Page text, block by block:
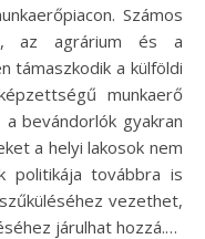
Számos
az agrárium és a
támaszkodik a külföldi
munkaerő
bevándorlók gyakran
a helyi lakosok nem
politikája továbbra is
vezethet,
járulhat hozzá.…